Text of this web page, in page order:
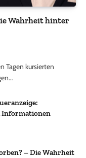
Wahrheit hinter
Tagen kursierten
Informationen
– Die Wahrheit